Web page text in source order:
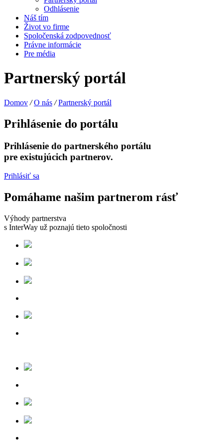
Odhlásenie
Náš tím
Život vo firme
Spoločenská zodpovednosť
Právne informácie
Pre média
Partnerský portál
Domov / O nás / Partnerský portál
Prihlásenie do portálu
Prihlásenie do partnerského portálu
pre existujúcich partnerov.
Prihlásiť sa
Pomáhame našim partnerom rásť
Výhody partnerstva
s InterWay už poznajú tieto spoločnosti